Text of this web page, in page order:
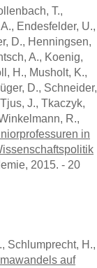
T.,
Endesfelder, U.,
D., Henningsen,
A., Koenig,
H., Musholt, K.,
D., Schneider,
J., Tkaczyk,
R.,
in
2015. - 20
Schlumprecht, H.,
auf